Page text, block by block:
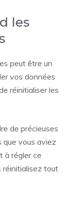
les
peut être un
vos données
réinitialiser les
de précieuses
vous aviez
à régler ce
réinitialisez tout